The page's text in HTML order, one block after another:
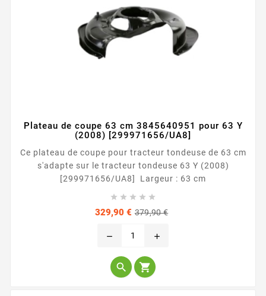
Plateau de coupe 63 cm 3845640951 pour 63 Y
(2008) [299971656/UA8]
Ce plateau de coupe pour tracteur tondeuse de 63 cm
s'adapte sur le tracteur tondeuse 63 Y (2008)
[299971656/UA8] Largeur : 63 cm
    
329,90 € 379,90 €
remove add
 